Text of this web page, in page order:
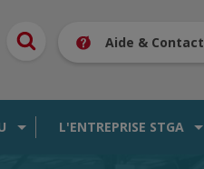
Aide & Contact
L'ENTREPRISE STGA